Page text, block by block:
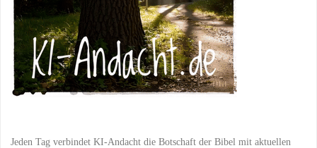
Jeden Tag verbindet KI-Andacht die Botschaft der Bibel mit aktuellen